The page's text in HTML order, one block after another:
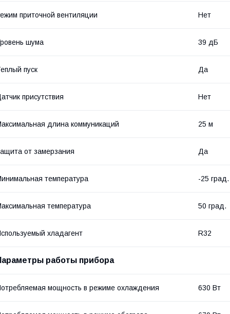
приточной вентиляции Нет
шума 39 дБ
пуск Да
присутствия Нет
длина коммуникаций 25 м
от замерзания Да
температура -25 град.
температура 50 град.
хладагент R32
работы прибора
мощность в режиме охлаждения 630 Вт